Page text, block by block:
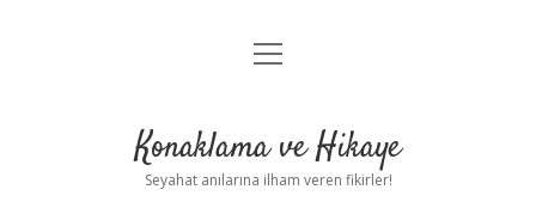
Anasayfa
Yasal Uyarı
menüyü
Konaklama ve Hikaye
Seyahat anılarına ilham veren fikirler!